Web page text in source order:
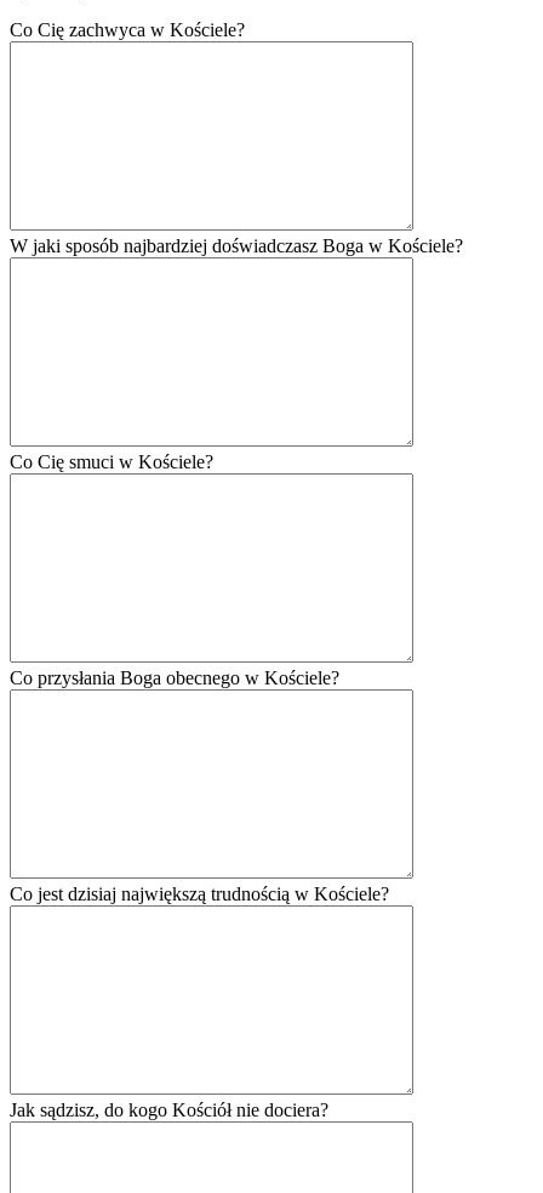
Co Cię zachwyca w Kościele?
W jaki sposób najbardziej doświadczasz Boga w Kościele?
Co Cię smuci w Kościele?
Co przysłania Boga obecnego w Kościele?
Co jest dzisiaj największą trudnością w Kościele?
Jak sądzisz, do kogo Kościół nie dociera?